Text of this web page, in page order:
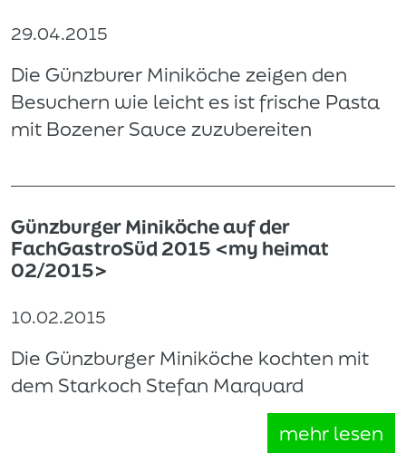
29.04.2015
Die Günzburer Miniköche zeigen den
Besuchern wie leicht es ist frische Pasta
mit Bozener Sauce zuzubereiten
Günzburger Miniköche auf der
FachGastroSüd 2015 <my heimat
02/2015>
10.02.2015
Die Günzburger Miniköche kochten mit
dem Starkoch Stefan Marquard
mehr lesen